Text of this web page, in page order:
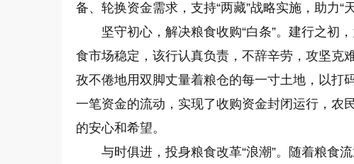
备、轮换资金需求，支持“两藏”战略实施，助力“
坚守初心，解决粮食收购“白条”。建行之初
食市场稳定，该行认真负责，不辞辛劳，攻坚克
孜不倦地用双脚丈量着粮仓的每一寸土地，以打
一笔资金的流动，实现了收购资金封闭运行，农
的安心和希望。
与时俱进，投身粮食改革“浪潮”。随着粮食